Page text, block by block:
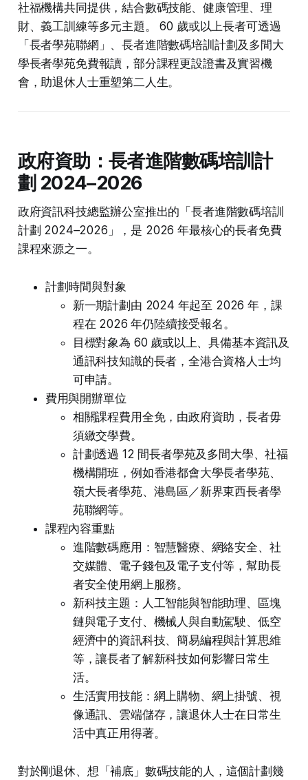
社福機構共同提供，結合數碼技能、健康管理、理
財、義工訓練等多元主題。 60 歲或以上長者可透過
「長者學苑聯網」、長者進階數碼培訓計劃及多間大
學長者學苑免費報讀，部分課程更設證書及實習機
會，助退休人士重塑第二人生。
政府資助：長者進階數碼培訓計
劃 2024–2026
政府資訊科技總監辦公室推出的「長者進階數碼培訓
計劃 2024–2026」，是 2026 年最核心的長者免費
課程來源之一。
計劃時間與對象
新一期計劃由 2024 年起至 2026 年，課
程在 2026 年仍陸續接受報名。
目標對象為 60 歲或以上、具備基本資訊及
通訊科技知識的長者，全港合資格人士均
可申請。
費用與開辦單位
相關課程費用全免，由政府資助，長者毋
須繳交學費。
計劃透過 12 間長者學苑及多間大學、社福
機構開班，例如香港都會大學長者學苑、
嶺大長者學苑、港島區／新界東西長者學
苑聯網等。
課程內容重點
進階數碼應用：智慧醫療、網絡安全、社
交媒體、電子錢包及電子支付等，幫助長
者安全使用網上服務。
新科技主題：人工智能與智能助理、區塊
鏈與電子支付、機械人與自動駕駛、低空
經濟中的資訊科技、簡易編程與計算思維
等，讓長者了解新科技如何影響日常生
活。
生活實用技能：網上購物、網上掛號、視
像通訊、雲端儲存，讓退休人士在日常生
活中真正用得著。
對於剛退休、想「補底」數碼技能的人，這個計劃幾